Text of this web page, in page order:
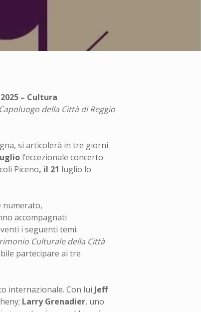
– Cultura
della Città di Reggio
si articolerà in tre giorni
l’eccezionale concerto
Piceno, il 21 luglio lo
numerato,
accompagnati
i seguenti temi:
Culturale della Città
partecipare ai tre
internazionale. Con lui Jeff
Larry Grenadier, uno